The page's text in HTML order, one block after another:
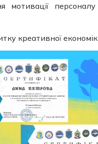
креативної